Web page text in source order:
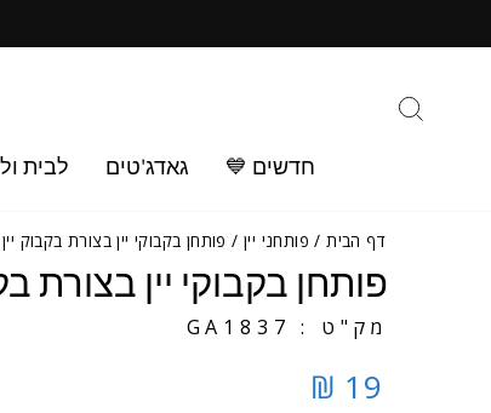
חדשים 💙 גאדג'טים לבית
דף הבית/ פותחני יין /פותחן בקבוקי יין בצורת בקבוק יין
פותחן בקבוקי יין בצורת
מק"ט : GA1837
19 ₪